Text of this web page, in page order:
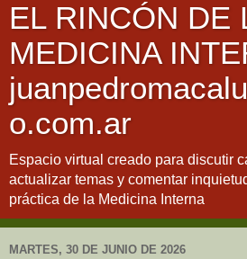
EL RINCÓN DE
MEDICINA
o.com.ar
Espacio virtual creado para discutir
actualizar temas y comentar
práctica de la Medicina Interna
MARTES, 30 DE JUNIO DE 2026